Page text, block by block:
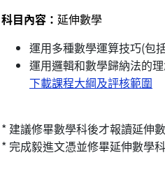
科目內容： 延伸數學
運用多種數學運算技巧(包
運用邏輯和數學歸納法的
下載課程大綱及評核範圍
* 建議修畢數學科後才報讀延伸
* 完成毅進文憑並修畢延伸數學